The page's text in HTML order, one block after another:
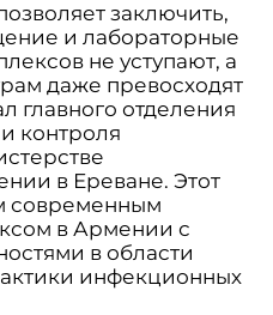
заключить,
и лабораторные
не уступают, а
даже превосходят
главного отделения
контроля
в Ереване. Этот
современным
в Армении с
в области
инфекционных